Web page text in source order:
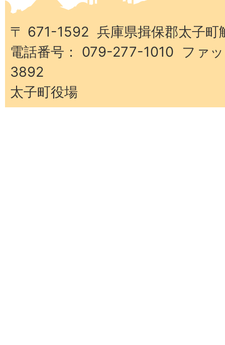
子
町
〒 671-1592 兵庫県揖保郡太子町
電話番号： 079-277-1010 ファ
3892
太子町役場